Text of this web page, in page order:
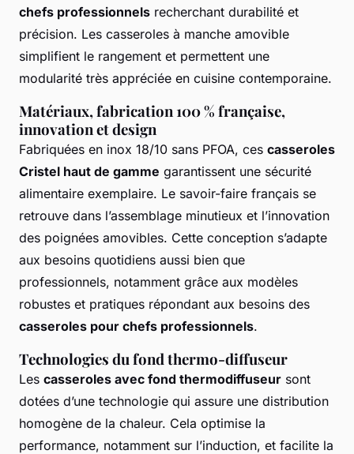
chefs professionnels recherchant durabilité et
précision. Les casseroles à manche amovible
simplifient le rangement et permettent une
modularité très appréciée en cuisine contemporaine.
Matériaux, fabrication 100 % française,
innovation et design
Fabriquées en inox 18/10 sans PFOA, ces casseroles
Cristel haut de gamme garantissent une sécurité
alimentaire exemplaire. Le savoir-faire français se
retrouve dans l’assemblage minutieux et l’innovation
des poignées amovibles. Cette conception s’adapte
aux besoins quotidiens aussi bien que
professionnels, notamment grâce aux modèles
robustes et pratiques répondant aux besoins des
casseroles pour chefs professionnels.
Technologies du fond thermo-diffuseur
Les casseroles avec fond thermodiffuseur sont
dotées d’une technologie qui assure une distribution
homogène de la chaleur. Cela optimise la
performance, notamment sur l’induction, et facilite la